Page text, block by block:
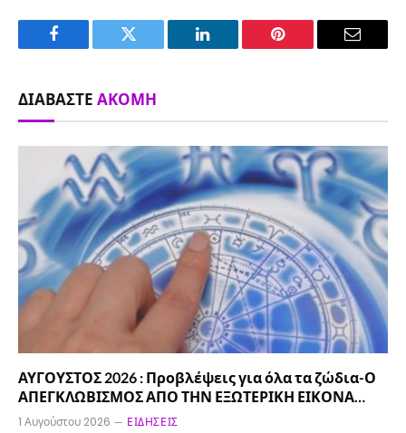
Facebook Twitter LinkedIn Pinterest Email
ΔΙΑΒΆΣΤΕ ΑΚΌΜΗ
ΑΥΓΟΥΣΤΟΣ 2026 : Προβλέψεις για όλα τα ζώδια-Ο
ΑΠΕΓΚΛΩΒΙΣΜΟΣ ΑΠΟ ΤΗΝ ΕΞΩΤΕΡΙΚΗ ΕΙΚΟΝΑ…
1 Αυγούστου 2026 ΕΙΔΉΣΕΙΣ